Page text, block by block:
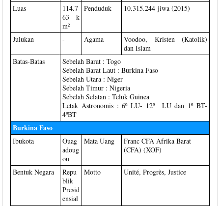
Luas
114.7
63 k
m²
Penduduk 10.315.244 jiwa (2015)
Julukan - Agama
Voodoo, Kristen (Katolik)
dan Islam
Batas-Batas
Sebelah Barat : Togo
Sebelah Barat Laut : Burkina Faso
Sebelah Utara : Niger
Sebelah Timur : Nigeria
Sebelah Selatan : Teluk Guinea
Letak Astronomis : 6º LU- 12º LU dan 1º BT-
4ºBT
Burkina Faso
Ibukota
Ouag
adoug
ou
Mata Uang
Franc CFA Afrika Barat
(CFA) (XOF)
Bentuk Negara
Repu
blik
Presid
ensial
Motto Unité, Progrès, Justice